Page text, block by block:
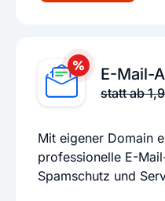
E-Mail-
statt ab
Mit eigener Domain
professionelle E-
Spamschutz und